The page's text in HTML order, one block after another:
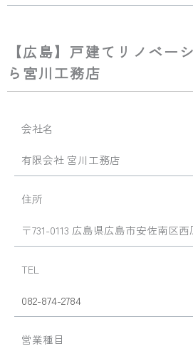
【広島】戸建てリノベー
ら宮川工務店
会社名
有限会社 宮川工務店
住所
〒731-0113 広島県広島市安佐南区
TEL
082-874-2784
営業種目